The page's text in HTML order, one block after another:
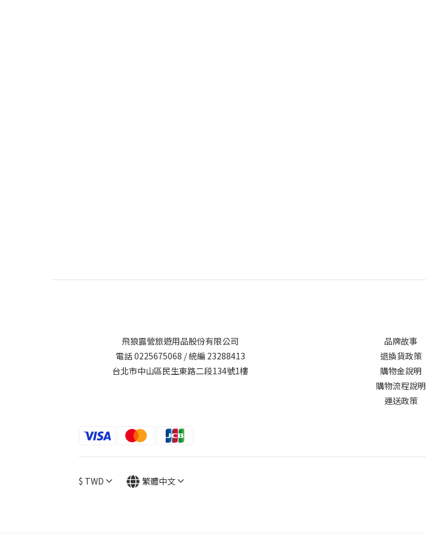
飛狼露營旅遊用品股份有限公司
電話 0225675068 / 統編 23288413
台北市中山區民生東路二段134號1樓
品牌故事
退換貨政策
購物金說明
購物流程說明
運送政策
$ TWD 繁體中文